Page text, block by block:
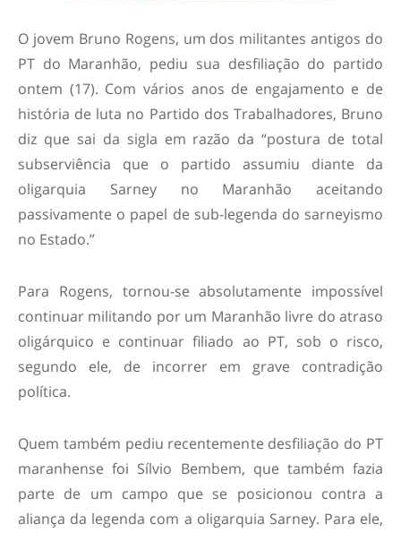
O jovem Bruno Rogens, um dos militantes antigos do
PT do Maranhão, pediu sua desfiliação do partido
ontem (17). Com vários anos de engajamento e de
história de luta no Partido dos Trabalhadores, Bruno
diz que sai da sigla em razão da “postura de total
subserviência que o partido assumiu diante da
oligarquia Sarney no Maranhão aceitando
passivamente o papel de sub-legenda do sarneyismo
no Estado.”
Para Rogens, tornou-se absolutamente impossível
continuar militando por um Maranhão livre do atraso
oligárquico e continuar filiado ao PT, sob o risco,
segundo ele, de incorrer em grave contradição
política.
Quem também pediu recentemente desfiliação do PT
maranhense foi Sílvio Bembem, que também fazia
parte de um campo que se posicionou contra a
aliança da legenda com a oligarquia Sarney. Para ele,